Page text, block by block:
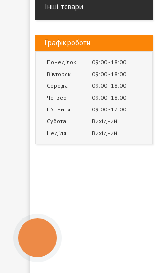
Інші товари
Графік роботи
Понеділок 09:00 18:00
Вівторок
09:00 18:00
Середа
09:00 18:00
Четвер
09:00 18:00
Пʼятниця
09:00 17:00
Субота
Вихідний
Неділя
Вихідний